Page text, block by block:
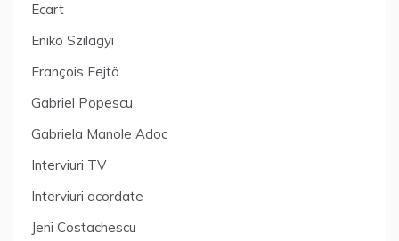
Ecart
Eniko Szilagyi
François Fejtö
Gabriel Popescu
Gabriela Manole Adoc
Interviuri TV
Interviuri acordate
Jeni Costachescu